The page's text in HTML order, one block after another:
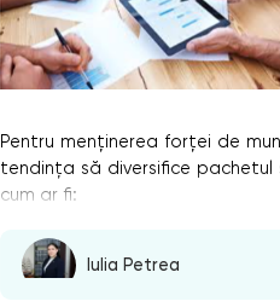
Pentru menținerea forței de
tendința să diversifice
cum ar fi:
Iulia Petrea